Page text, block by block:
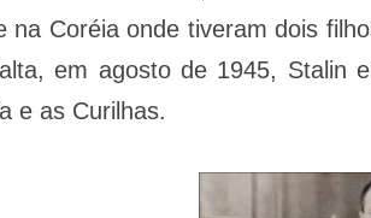
na Coréia onde tiveram dois
em agosto de 1945, Stalin
e as Curilhas.